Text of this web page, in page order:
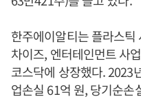
한주에이알티는 플라스틱
차이즈, 엔터테인먼트 사
코스닥에 상장했다. 2023
업손실 61억 원, 당기순손